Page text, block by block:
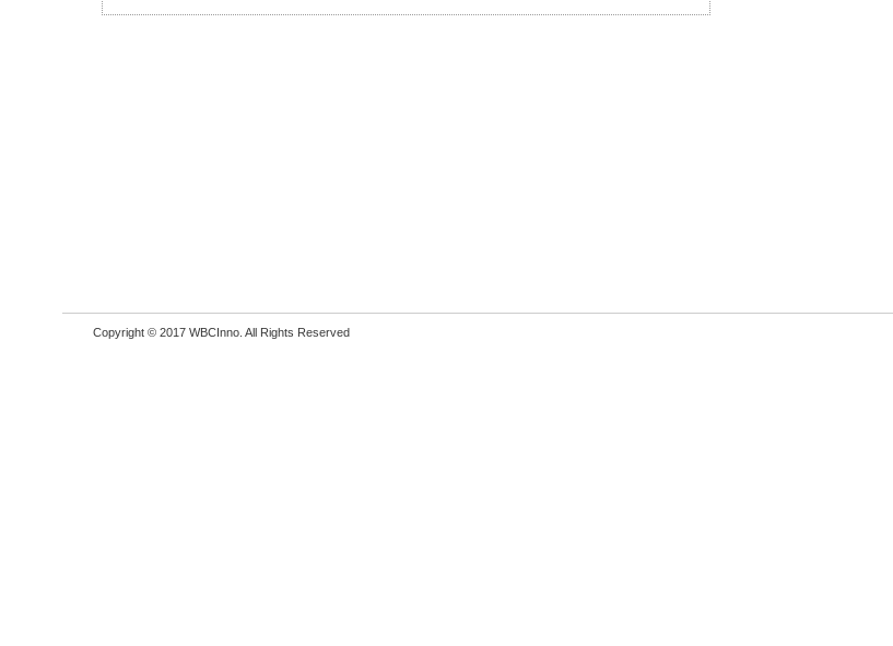
Copyright © 2017 WBCInno. All Rights Reserved